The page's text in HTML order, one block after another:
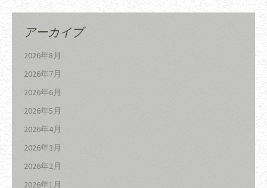
アーカイブ
2026年8月
2026年7月
2026年6月
2026年5月
2026年4月
2026年3月
2026年2月
2026年1月